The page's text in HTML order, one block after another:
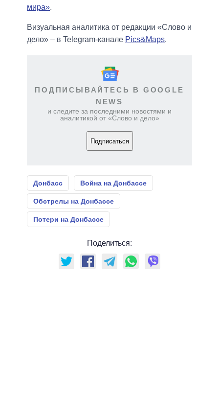
мира».
Визуальная аналитика от редакции «Слово и
дело» – в Telegram-канале Pics&Maps.
ПОДПИСЫВАЙТЕСЬ В GOOGLE
NEWS
и следите за последними новостями и
аналитикой от «Слово и дело»
Подписаться
Донбасс Война на Донбассе
Обстрелы на Донбассе
Потери на Донбассе
Поделиться: